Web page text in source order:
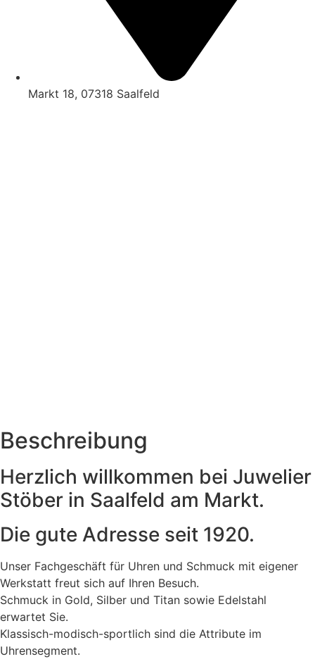
Markt 18, 07318 Saalfeld
Beschreibung
Herzlich willkommen bei Juwelier
Stöber in Saalfeld am Markt.
Die gute Adresse seit 1920.
Unser Fachgeschäft für Uhren und Schmuck mit eigener
Werkstatt freut sich auf Ihren Besuch.
Schmuck in Gold, Silber und Titan sowie Edelstahl
erwartet Sie.
Klassisch-modisch-sportlich sind die Attribute im
Uhrensegment.